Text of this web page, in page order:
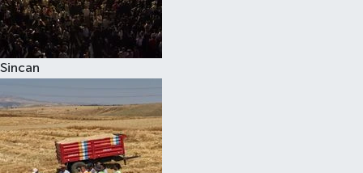
Sincan